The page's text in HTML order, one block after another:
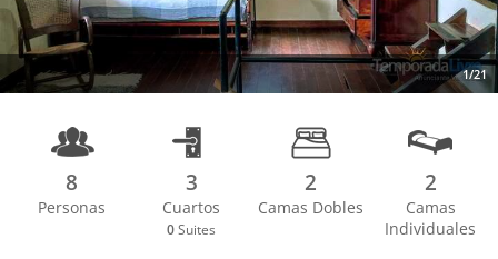
1/21
8
Personas
3
Cuartos
0 Suites
2
Camas Dobles
2
Camas
Individuales